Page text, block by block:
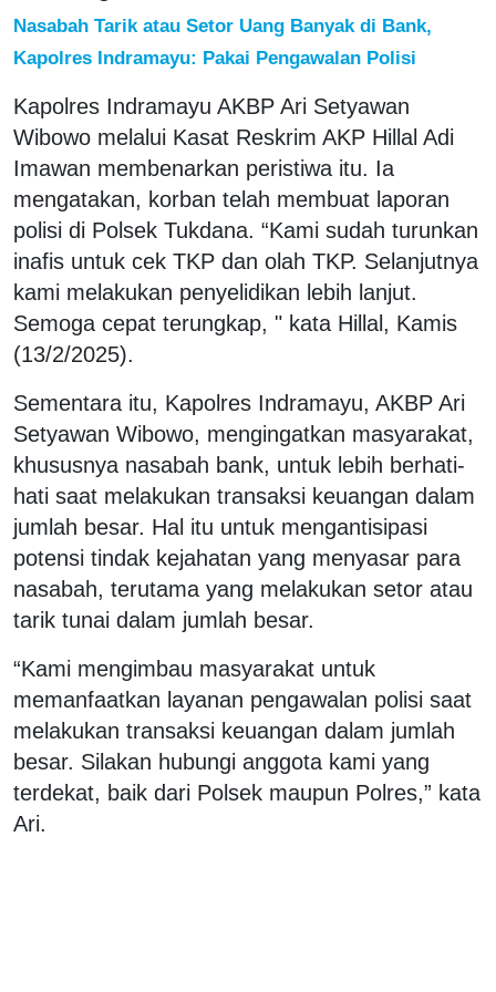
Nasabah Tarik atau Setor Uang Banyak di Bank,
Kapolres Indramayu: Pakai Pengawalan Polisi
Kapolres Indramayu AKBP Ari Setyawan
Wibowo melalui Kasat Reskrim AKP Hillal Adi
Imawan membenarkan peristiwa itu. Ia
mengatakan, korban telah membuat laporan
polisi di Polsek Tukdana. “Kami sudah turunkan
inafis untuk cek TKP dan olah TKP. Selanjutnya
kami melakukan penyelidikan lebih lanjut.
Semoga cepat terungkap, " kata Hillal, Kamis
(13/2/2025).
Sementara itu, Kapolres Indramayu, AKBP Ari
Setyawan Wibowo, mengingatkan masyarakat,
khususnya nasabah bank, untuk lebih berhati-
hati saat melakukan transaksi keuangan dalam
jumlah besar. Hal itu untuk mengantisipasi
potensi tindak kejahatan yang menyasar para
nasabah, terutama yang melakukan setor atau
tarik tunai dalam jumlah besar.
“Kami mengimbau masyarakat untuk
memanfaatkan layanan pengawalan polisi saat
melakukan transaksi keuangan dalam jumlah
besar. Silakan hubungi anggota kami yang
terdekat, baik dari Polsek maupun Polres,” kata
Ari.